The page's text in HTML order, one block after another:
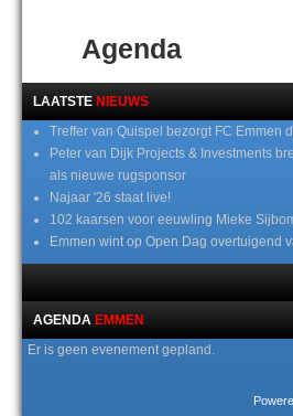
Agenda
LAATSTE NIEUWS
Treffer van Quispel bezorgt FC Emmen
Peter van Dijk Projects & Investments
als nieuwe rugsponsor
Najaar '26 staat live!
102 kaarsen voor eeuwling Mieke
Emmen wint op Open Dag overtuigend
AGENDA EMMEN
Er is geen evenement gepland.